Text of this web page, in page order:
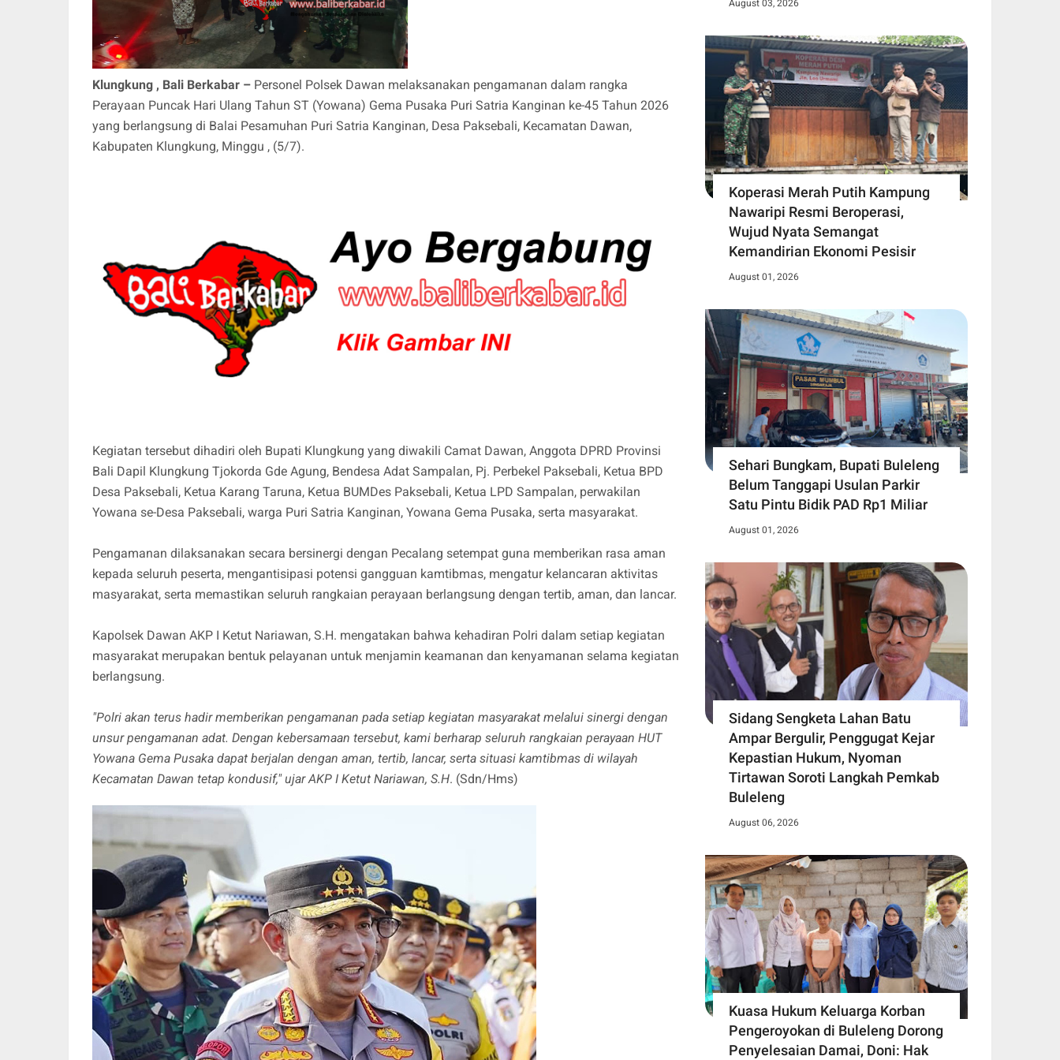
Klungkung , Bali Berkabar – Personel Polsek Dawan melaksanakan pengamanan dalam rangka
Perayaan Puncak Hari Ulang Tahun ST (Yowana) Gema Pusaka Puri Satria Kanginan ke-45 Tahun 2026
yang berlangsung di Balai Pesamuhan Puri Satria Kanginan, Desa Paksebali, Kecamatan Dawan,
Kabupaten Klungkung, Minggu , (5/7).
Kegiatan tersebut dihadiri oleh Bupati Klungkung yang diwakili Camat Dawan, Anggota DPRD Provinsi
Bali Dapil Klungkung Tjokorda Gde Agung, Bendesa Adat Sampalan, Pj. Perbekel Paksebali, Ketua BPD
Desa Paksebali, Ketua Karang Taruna, Ketua BUMDes Paksebali, Ketua LPD Sampalan, perwakilan
Yowana se-Desa Paksebali, warga Puri Satria Kanginan, Yowana Gema Pusaka, serta masyarakat.
Pengamanan dilaksanakan secara bersinergi dengan Pecalang setempat guna memberikan rasa aman
kepada seluruh peserta, mengantisipasi potensi gangguan kamtibmas, mengatur kelancaran aktivitas
masyarakat, serta memastikan seluruh rangkaian perayaan berlangsung dengan tertib, aman, dan lancar.
Kapolsek Dawan AKP I Ketut Nariawan, S.H. mengatakan bahwa kehadiran Polri dalam setiap kegiatan
masyarakat merupakan bentuk pelayanan untuk menjamin keamanan dan kenyamanan selama kegiatan
berlangsung.
"Polri akan terus hadir memberikan pengamanan pada setiap kegiatan masyarakat melalui sinergi dengan
unsur pengamanan adat. Dengan kebersamaan tersebut, kami berharap seluruh rangkaian perayaan HUT
Yowana Gema Pusaka dapat berjalan dengan aman, tertib, lancar, serta situasi kamtibmas di wilayah
Kecamatan Dawan tetap kondusif," ujar AKP I Ketut Nariawan, S.H. (Sdn/Hms)
August 03, 2026
Koperasi Merah Putih Kampung
Nawaripi Resmi Beroperasi,
Wujud Nyata Semangat
Kemandirian Ekonomi Pesisir
August 01, 2026
Sehari Bungkam, Bupati Buleleng
Belum Tanggapi Usulan Parkir
Satu Pintu Bidik PAD Rp1 Miliar
August 01, 2026
Sidang Sengketa Lahan Batu
Ampar Bergulir, Penggugat Kejar
Kepastian Hukum, Nyoman
Tirtawan Soroti Langkah Pemkab
Buleleng
August 06, 2026
Kuasa Hukum Keluarga Korban
Pengeroyokan di Buleleng Dorong
Penyelesaian Damai, Doni: Hak